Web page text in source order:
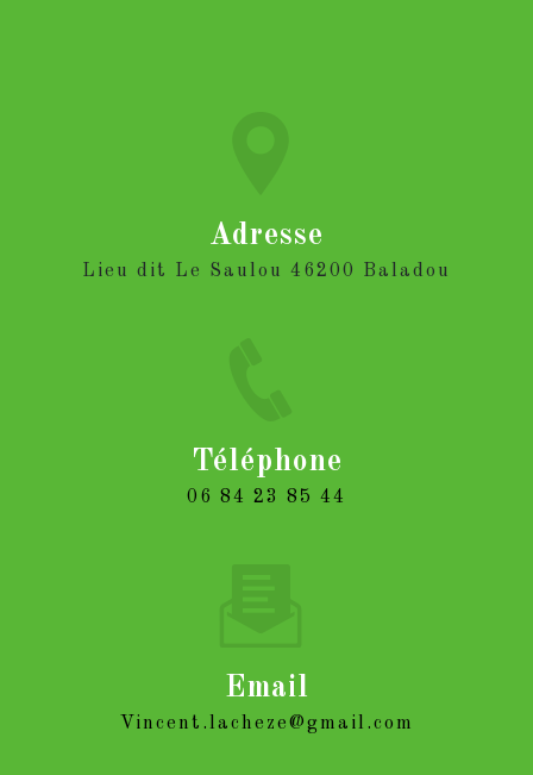
Adresse
Lieu dit Le Saulou 46200 Baladou
Téléphone
06 84 23 85 44
Email
vincent.lacheze@gmail.com